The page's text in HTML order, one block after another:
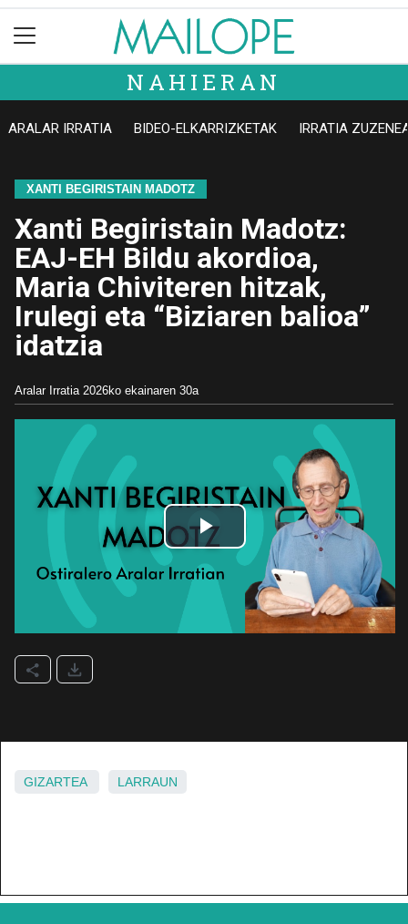
NAHIERAN
ARALAR IRRATIA BIDEO-ELKARRIZKETAK IRRATIA
XANTI BEGIRISTAIN MADOTZ
Xanti Begiristain Madotz:
EAJ-EH Bildu akordioa,
Maria Chiviteren hitzak,
Irulegi eta “Biziaren balioa”
idatzia
Aralar Irratia 2026ko ekainaren 30a
GIZARTEA LARRAUN